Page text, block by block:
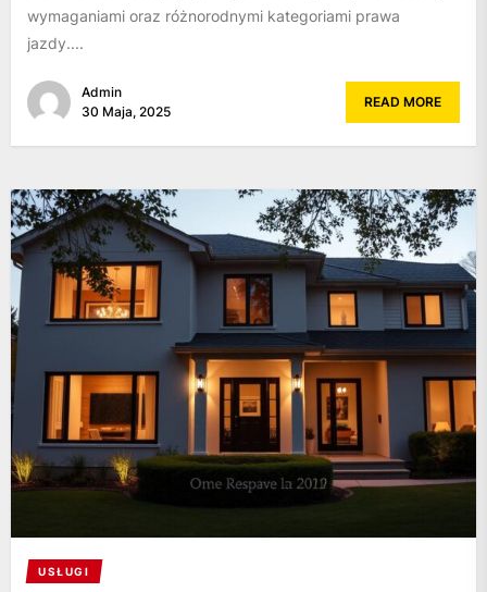
wymaganiami oraz różnorodnymi kategoriami prawa
jazdy....
Admin
30 Maja, 2025
READ MORE
USŁUGI